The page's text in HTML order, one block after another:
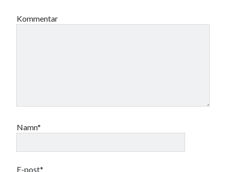
Kommentar
Namn*
E-post*